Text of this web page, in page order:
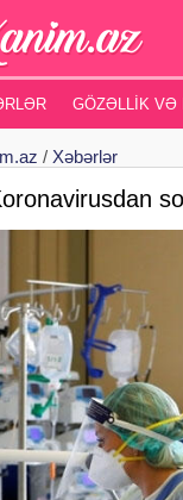
GÖZƏLLIK VƏ
/ Xəbərlər